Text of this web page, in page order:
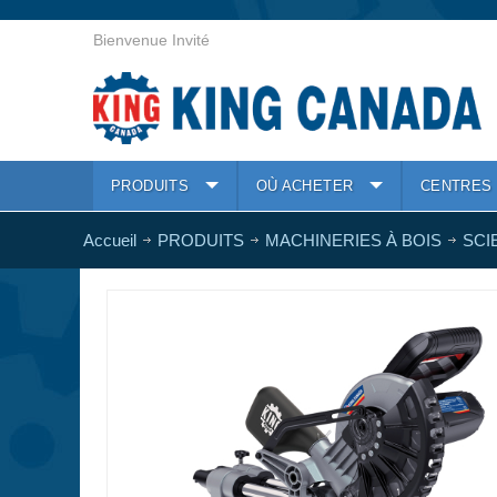
Bienvenue Invité
PRODUITS OÙ ACHETER
Accueil PRODUITS MACHINERIES À BOIS